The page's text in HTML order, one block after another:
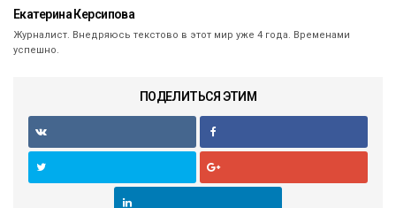
Екатерина Керсипова
Журналист. Внедряюсь текстово в этот мир уже 4 года. Временами
успешно.
ПОДЕЛИТЬСЯ ЭТИМ